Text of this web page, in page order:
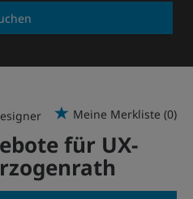
Meine Merkliste (0)
für UX-